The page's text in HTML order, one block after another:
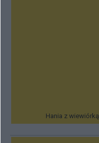
Hania z wiewiórką